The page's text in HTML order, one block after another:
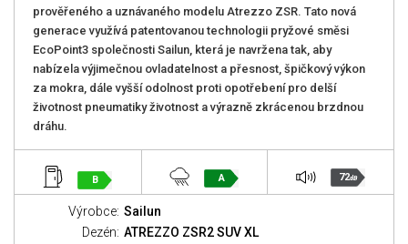
prověřeného a uznávaného modelu Atrezzo ZSR. Tato nová
generace využívá patentovanou technologii pryžové směsi
EcoPoint3 společnosti Sailun, která je navržena tak, aby
nabízela výjimečnou ovladatelnost a přesnost, špičkový výkon
za mokra, dále vyšší odolnost proti opotřebení pro delší
životnost pneumatiky životnost a výrazně zkrácenou brzdnou
dráhu.
B A 72dB
Výrobce: Sailun
Dezén: ATREZZO ZSR2 SUV XL